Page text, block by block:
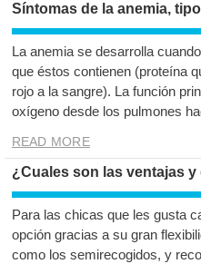
Síntomas de la anemia,
La anemia se desarrolla
que éstos contienen (proteína
rojo a la sangre). La función
oxígeno desde los pulmones
READ MORE
¿Cuales son las ventajas
Para las chicas que les gusta
opción gracias a su gran
como los semirecogidos, y